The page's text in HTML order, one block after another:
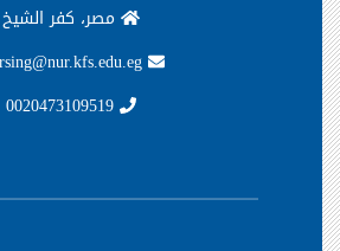
مصر، كفر الشيخ
Nursing@nur.kfs.edu.eg